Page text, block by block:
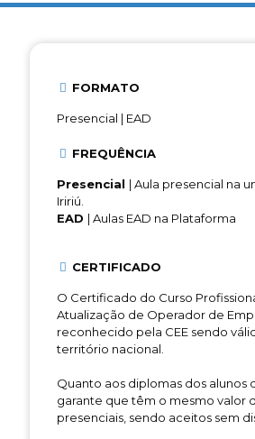
FORMATO
Presencial | EAD
FREQUÊNCIA
Presencial | Aula presencial na
Iririú.
EAD | Aulas EAD na Plataforma
CERTIFICADO
O Certificado do Curso
Atualização de Operador de
reconhecido pela CEE sendo
território nacional.
Quanto aos diplomas dos alunos
garante que têm o mesmo valor
presenciais, sendo aceitos sem